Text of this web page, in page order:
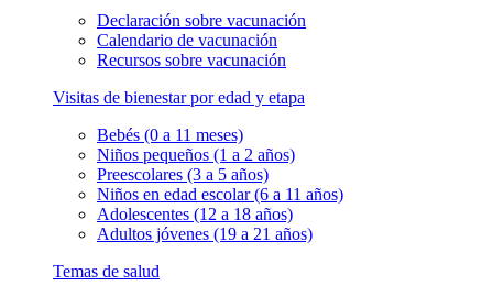
Declaración sobre vacunación
Calendario de vacunación
Recursos sobre vacunación
Visitas de bienestar por edad y etapa
Bebés (0 a 11 meses)
Niños pequeños (1 a 2 años)
Preescolares (3 a 5 años)
Niños en edad escolar (6 a 11 años)
Adolescentes (12 a 18 años)
Adultos jóvenes (19 a 21 años)
Temas de salud